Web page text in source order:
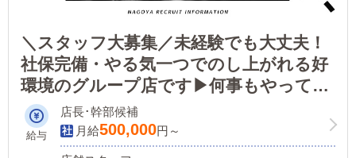
＼スタッフ大募集／未経験でも大丈夫！
社保完備・やる気一つでのし上がれる好
環境のグループ店です▶何事もやってみ
なくちゃわからない！アルバイトからの
ご応募OK！
給与
店長･幹部候補
月給500,000円～